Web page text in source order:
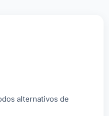
alternativos de